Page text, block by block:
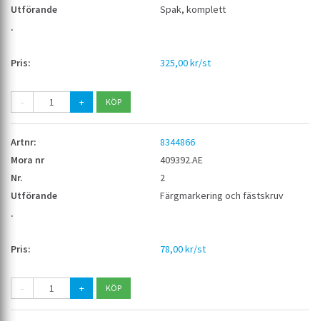
Spak, komplett
325,00 kr/st
- +
8344866
409392.AE
2
Färgmarkering och fästskruv
78,00 kr/st
- +